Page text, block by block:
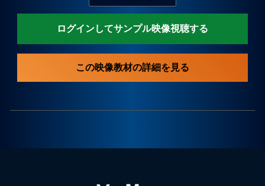
手術、人医療での循環器疾患に関する研究に携わるな
手術に熱意を注ぎつつ、一次診療で即実践できる循環
ログインしてサンプル映像視聴する
この映像教材の詳細を見る